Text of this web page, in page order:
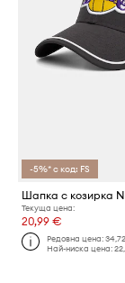
-5%* с код: FS
Шапка с козирка
Текуща цена:
20,99 €
Редовна цена:
Най-ниска цена: